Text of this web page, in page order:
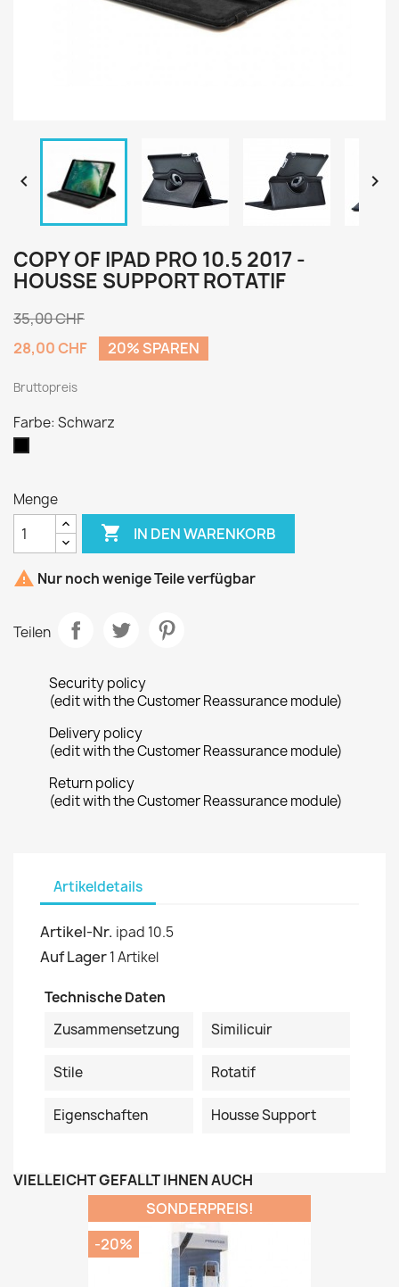
 
COPY OF IPAD PRO 10.5 2017 -
HOUSSE SUPPORT ROTATIF
35,00 CHF
28,00 CHF
20% SPAREN
Bruttopreis
Farbe: Schwarz
Menge
 IN DEN WARENKORB
 Nur noch wenige Teile verfügbar
Teilen
Security policy
(edit with the Customer Reassurance module)
Delivery policy
(edit with the Customer Reassurance module)
Return policy
(edit with the Customer Reassurance module)
Artikeldetails
Artikel-Nr. ipad 10.5
Auf Lager1 Artikel
Technische Daten
Zusammensetzung
Similicuir
Stile Rotatif
Eigenschaften Housse Support
VIELLEICHT GEFÄLLT IHNEN AUCH
SONDERPREIS!
-20%